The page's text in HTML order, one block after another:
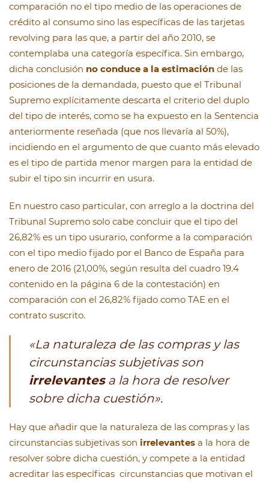
comparación no el tipo medio de las operaciones de
crédito al consumo sino las específicas de las tarjetas
revolving para las que, a partir del año 2010, se
contemplaba una categoría específica. Sin embargo,
dicha conclusión no conduce a la estimación de las
posiciones de la demandada, puesto que el Tribunal
Supremo explícitamente descarta el criterio del duplo
del tipo de interés, como se ha expuesto en la Sentencia
anteriormente reseñada (que nos llevaría al 50%),
incidiendo en el argumento de que cuanto más elevado
es el tipo de partida menor margen para la entidad de
subir el tipo sin incurrir en usura.
En nuestro caso particular, con arreglo a la doctrina del
Tribunal Supremo solo cabe concluir que el tipo del
26,82% es un tipo usurario, conforme a la comparación
con el tipo medio fijado por el Banco de España para
enero de 2016 (21,00%, según resulta del cuadro 19.4
contenido en la página 6 de la contestación) en
comparación con el 26,82% fijado como TAE en el
contrato suscrito.
«La naturaleza de las compras y las
circunstancias subjetivas son
irrelevantesa la hora de resolver
sobre dicha cuestión».
Hay que añadir que la naturaleza de las compras y las
circunstancias subjetivas son irrelevantes a la hora de
resolver sobre dicha cuestión, y compete a la entidad
acreditar las específicas circunstancias que motivan el